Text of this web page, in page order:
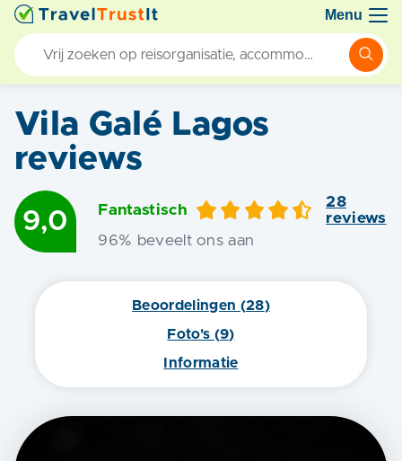
Menu
Vila Galé Lagos
reviews
9,0 Fantastisch
28
reviews
96% beveelt ons aan
Beoordelingen (28)
Foto's (9)
Informatie